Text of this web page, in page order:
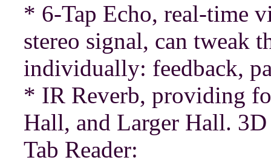
* 6-Tap Echo, real-time
stereo signal, can tweak
individually: feedback,
* IR Reverb, providing
Hall, and Larger Hall.
Tab Reader: